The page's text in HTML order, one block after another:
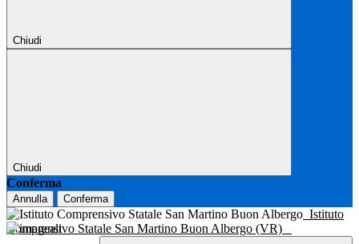
Chiudi
Chiudi
Conferma
Annulla Conferma
Istituto
Comprensivo Statale San Martino Buon Albergo (VR)